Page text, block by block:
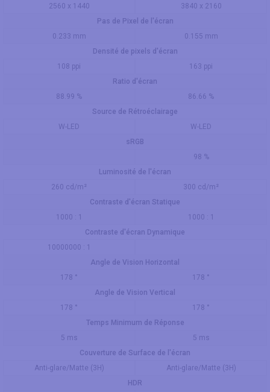
2560 x 1440
3840 x 2160
Pas de Pixel de l'écran
0.233 mm
0.155 mm
Densité de pixels d'écran
108 ppi
163 ppi
Ratio d'écran
88.99 %
86.66 %
Source de Rétroéclairage
W-LED
W-LED
sRGB
98 %
Luminosité de l'écran
260 cd/m²
300 cd/m²
Contraste d'écran Statique
1000 : 1
1000 : 1
Contraste d'écran Dynamique
10000000 : 1
Angle de Vision Horizontal
178 °
178 °
Angle de Vision Vertical
178 °
178 °
Temps Minimum de Réponse
5 ms
5 ms
Couverture de Surface de l'écran
Anti-glare/Matte (3H)
Anti-glare/Matte (3H)
HDR